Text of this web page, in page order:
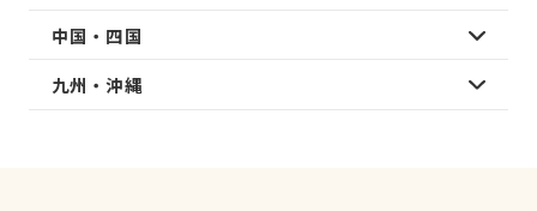
中国・四国
九州・沖縄